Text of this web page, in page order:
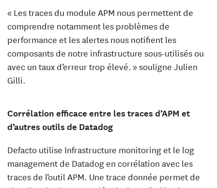
« Les traces du module APM nous permettent de
comprendre notamment les problèmes de
performance et les alertes nous notifient les
composants de notre infrastructure sous-utilisés ou
avec un taux d’erreur trop élevé. » souligne Julien
Gilli.
Corrélation efficace entre les traces d’APM et
d’autres outils de Datadog
Defacto utilise Infrastructure monitoring et le log
management de Datadog en corrélation avec les
traces de l’outil APM. Une trace donnée permet de